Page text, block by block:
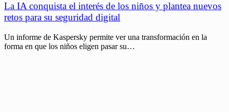
La IA conquista el interés de los niños y plantea nuevos
retos para su seguridad digital
Un informe de Kaspersky permite ver una transformación en la
forma en que los niños eligen pasar su…